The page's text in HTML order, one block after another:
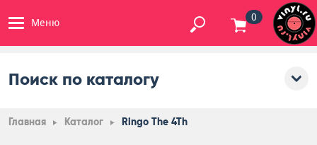
Меню 0
Поиск по каталогу
Главная Каталог Ringo The 4Th